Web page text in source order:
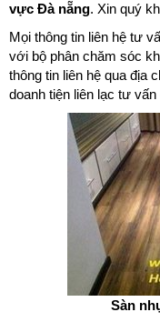
vực Đà nẵng. Xin quý
Mọi thông tin liên hệ tư
với bộ phân chăm sóc
thông tin liên hệ qua địa
doanh tiện liên lạc tư
Sàn